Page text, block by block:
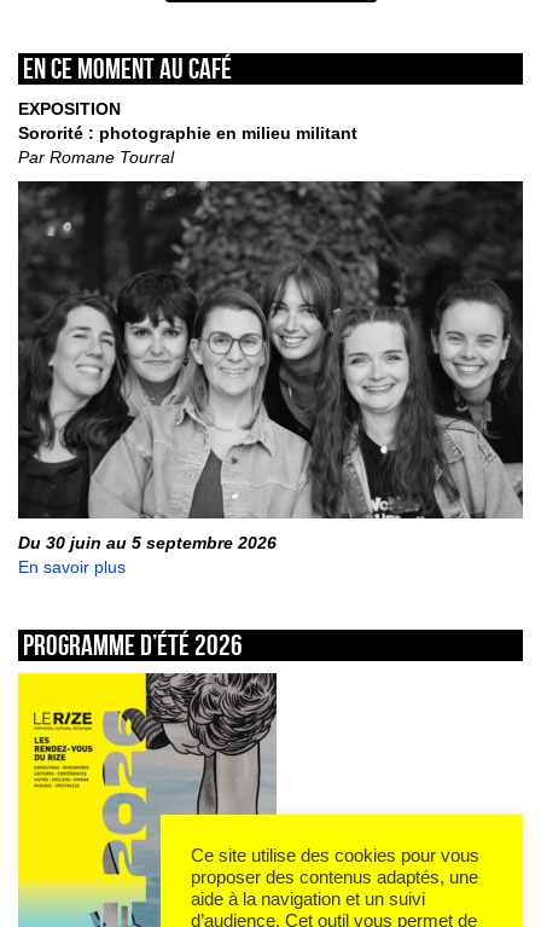
En ce moment au café
EXPOSITION
Sororité : photographie en milieu militant
Par Romane Tourral
Du 30 juin au 5 septembre 2026
En savoir plus
Programme d’été 2026
Ce site utilise des cookies pour vous
proposer des contenus adaptés, une
aide à la navigation et un suivi
d’audience. Cet outil vous permet de